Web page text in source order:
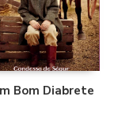
Bom Diabrete